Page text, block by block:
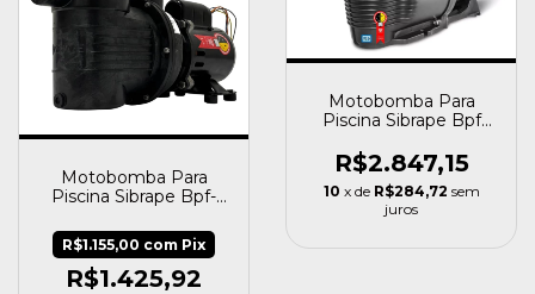
Motobomba Para
Piscina Sibrape Bpf-
R$1.425,92
R$1.155,00 com Pix
Motobomba Para
Piscina Sibrape Bpf
R$2.847,15
10 x de R$284,72 sem
juros